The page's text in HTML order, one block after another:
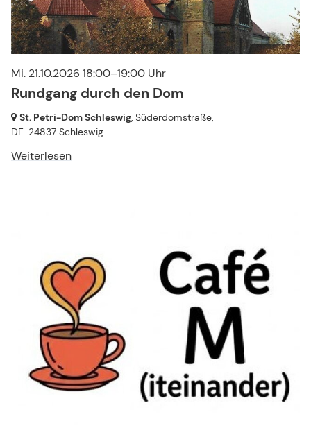
Mi. 21.10.2026 18:00–19:00 Uhr
Rundgang durch den Dom
St. Petri-Dom Schleswig, Süderdomstraße,
DE-24837 Schleswig
Weiterlesen